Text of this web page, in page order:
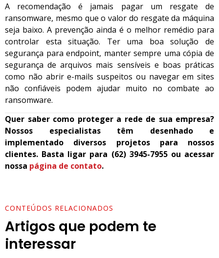
A recomendação é jamais pagar um resgate de
ransomware, mesmo que o valor do resgate da máquina
seja baixo. A prevenção ainda é o melhor remédio para
controlar esta situação. Ter uma boa solução de
segurança para endpoint, manter sempre uma cópia de
segurança de arquivos mais sensíveis e boas práticas
como não abrir e-mails suspeitos ou navegar em sites
não confiáveis podem ajudar muito no combate ao
ransomware.
Quer saber como proteger a rede de sua empresa?
Nossos especialistas têm desenhado e
implementado diversos projetos para nossos
clientes. Basta ligar para (62) 3945-7955 ou acessar
nossa página de contato.
CONTEÚDOS RELACIONADOS
Artigos que podem te
interessar